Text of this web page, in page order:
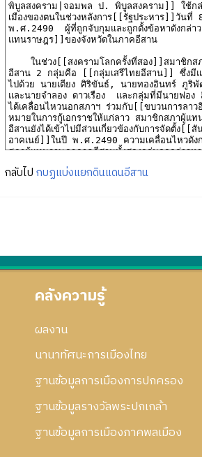
กลับไป กบฏแบ่งแยกดินแดนอีสาน
คลังความรู้
ผลงาน
นานาทัศนะการเมืองไทย
ฐานข้อมูลการเมืองการปกครอง
ฐานข้อมูลรางวัลพระปกเกล้า
ฐานข้อมูลการเมืองภาคพลเมือง